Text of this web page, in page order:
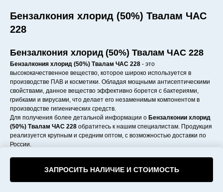
Бензалкония хлорид (50%) Твалам ЧАС
228
ЗАПРОСИТЬ НАЛИЧИЕ И СТОИМОСТЬ
Бензалкония хлорид (50%) Твалам ЧАС 228
Бензалкония хлорид (50%) Твалам ЧАС 228 - это
высококачественное вещество, которое широко используется в
производстве ПАВ и косметики. Обладая мощными антисептическими
свойствами, данное вещество эффективно борется с бактериями,
грибками и вирусами, что делает его незаменимым компонентом в
производстве гигиенических средств.
Для получения более детальной информации о Бензалконии хлорид
(50%) Твалам ЧАС 228 обратитесь к нашим специалистам. Продукция
реализуется крупным и средним оптом, с возможностью доставки по
России.